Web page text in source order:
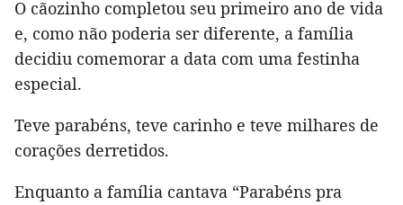
O cãozinho completou seu primeiro ano de vida
e, como não poderia ser diferente, a família
decidiu comemorar a data com uma festinha
especial.
Teve parabéns, teve carinho e teve milhares de
corações derretidos.
Enquanto a família cantava “Parabéns pra